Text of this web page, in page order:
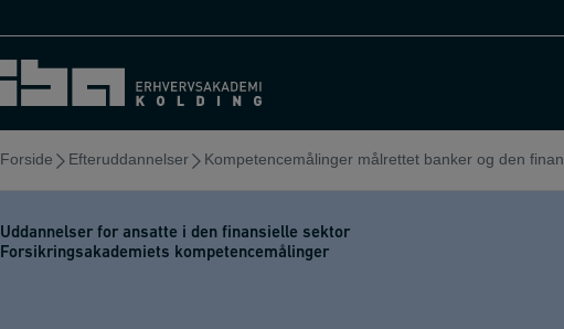
til
Forside Efteruddannelser Kompetencemålinger målrettet banker og den
Uddannelser for ansatte i den finansielle sektor
Forsikringsakademiets kompetencemålinger